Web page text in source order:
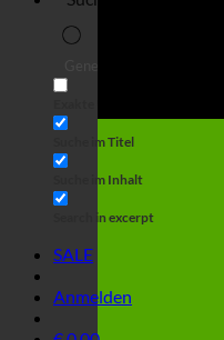
Suche im Titel
Suche im Inhalt
Search in excerpt
SALE
Anmelden